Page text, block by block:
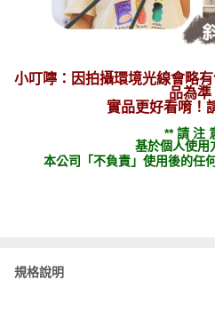
小叮嚀：因拍攝環境光線會略
品為準
實品更好看唷！
** 請 注
基於個人使用
本公司「不負責」使用後的任
規格說明